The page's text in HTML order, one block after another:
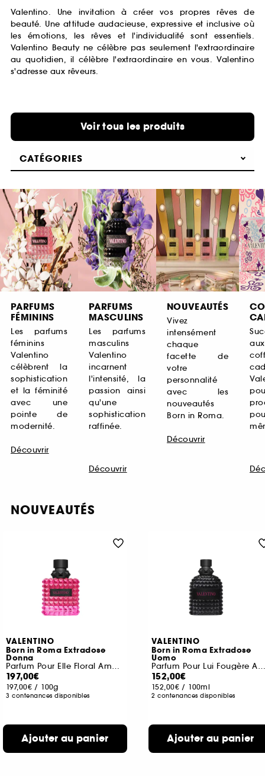
Valentino. Une invitation à créer vos propres rêves de
beauté. Une attitude audacieuse, expressive et inclusive où
les émotions, les rêves et l'individualité sont essentiels.
Valentino Beauty ne célèbre pas seulement l'extraordinaire
au quotidien, il célèbre l'extraordinaire en vous. Valentino
s'adresse aux rêveurs.
Voir tous les produits
CATÉGORIES
PARFUMS
FÉMININS
Les parfums
féminins
Valentino
célèbrent la
sophistication
et la féminité
avec une
pointe de
modernité.
Découvrir
PARFUMS
MASCULINS
Les parfums
masculins
Valentino
incarnent
l'intensité, la
passion ainsi
qu'une
sophistication
raffinée.
Découvrir
NOUVEAUTÉS
Vivez
intensément
chaque
facette de
votre
personnalité
avec les
nouveautés
Born in Roma.
Découvrir
aux
NOUVEAUTÉS
VALENTINO
Born in Roma Extradose
Donna
Parfum Pour Elle Floral Ambré
197,00€
197,00€ / 100g
3 contenances disponibles
Ajouter au panier
VALENTINO
Born in Roma Extradose
Uomo
Parfum Pour Lui Fougère Ambrée
152,00€
152,00€ / 100ml
2 contenances disponibles
Ajouter au panier